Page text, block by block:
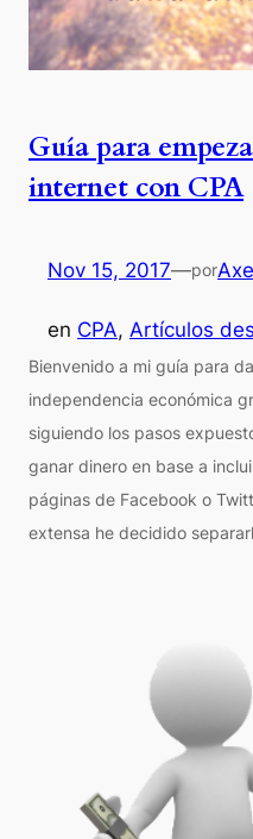
Guía para
internet con CPA
Nov 15, 2017—por
en CPA, Artículos
Bienvenido a mi guía para
independencia económica
siguiendo los pasos
ganar dinero en base a
páginas de Facebook o
extensa he decidido